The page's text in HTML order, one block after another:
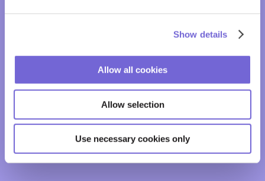
Show details
Allow all cookies
Allow selection
Use necessary cookies only